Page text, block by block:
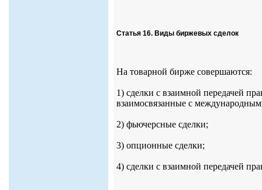
Статья 16. Виды биржевых сделок
На товарной бирже совершаются:
1) сделки с взаимной передачей
взаимосвязанные с
2) фьючерсные сделки;
3) опционные сделки;
4) сделки с взаимной передачей